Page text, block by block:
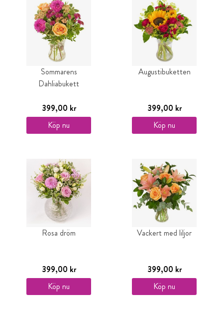
Sommarens
Dahliabukett
399,00 kr
Köp nu
Augustibuketten
399,00 kr
Köp nu
Rosa dröm
399,00 kr
Köp nu
Vackert med liljor
399,00 kr
Köp nu